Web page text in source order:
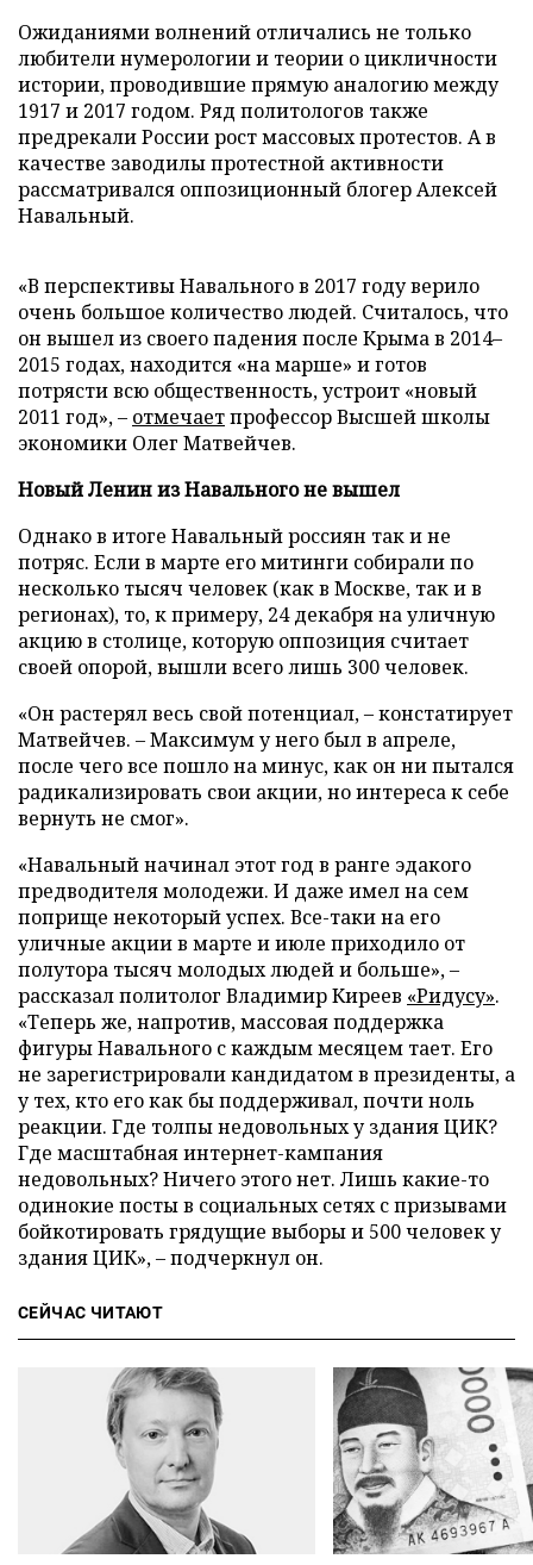
Ожиданиями волнений отличались не только
любители нумерологии и теории о цикличности
истории, проводившие прямую аналогию между
1917 и 2017 годом. Ряд политологов также
предрекали России рост массовых протестов. А в
качестве заводилы протестной активности
рассматривался оппозиционный блогер Алексей
Навальный.
«В перспективы Навального в 2017 году верило
очень большое количество людей. Считалось, что
он вышел из своего падения после Крыма в 2014–
2015 годах, находится «на марше» и готов
потрясти всю общественность, устроит «новый
2011 год», – отмечаетпрофессор Высшей школы
экономики Олег Матвейчев.
Новый Ленин из Навального не вышел
Однако в итоге Навальный россиян так и не
потряс. Если в марте его митинги собирали по
несколько тысяч человек (как в Москве, так и в
регионах), то, к примеру, 24 декабря на уличную
акцию в столице, которую оппозиция считает
своей опорой, вышли всего лишь 300 человек.
«Он растерял весь свой потенциал, – констатирует
Матвейчев. – Максимум у него был в апреле,
после чего все пошло на минус, как он ни пытался
радикализировать свои акции, но интереса к себе
вернуть не смог».
«Навальный начинал этот год в ранге эдакого
предводителя молодежи. И даже имел на сем
поприще некоторый успех. Все-таки на его
уличные акции в марте и июле приходило от
полутора тысяч молодых людей и больше», –
рассказал политолог Владимир Киреев «Ридусу».
«Теперь же, напротив, массовая поддержка
фигуры Навального с каждым месяцем тает. Его
не зарегистрировали кандидатом в президенты, а
у тех, кто его как бы поддерживал, почти ноль
реакции. Где толпы недовольных у здания ЦИК?
Где масштабная интернет-кампания
недовольных? Ничего этого нет. Лишь какие-то
одинокие посты в социальных сетях с призывами
бойкотировать грядущие выборы и 500 человек у
здания ЦИК», – подчеркнул он.
СЕЙЧАС ЧИТАЮТ